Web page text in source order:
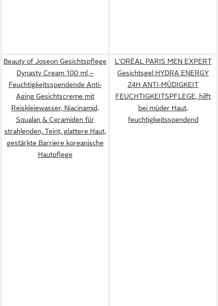
Beauty of Joseon Gesichtspflege
Dynasty Cream 100 ml –
Feuchtigkeitsspendende Anti-
Aging Gesichtscreme mit
Reiskleiewasser, Niacinamid,
Squalan & Ceramiden für
strahlenden, Teint, glattere Haut,
gestärkte Barriere koreanische
Hautpflege
L'ORÉAL PARIS MEN EXPERT
Gesichtsgel HYDRA ENERGY
24H ANTI-MÜDIGKEIT
FEUCHTIGKEITSPFLEGE, hilft
bei müder Haut,
feuchtigkeitsspendend